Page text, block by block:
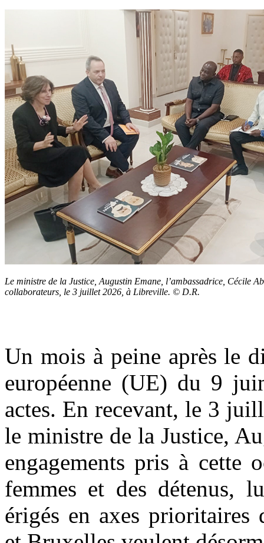
Le ministre de la Justice, Augustin Emane, l’ambassadrice, Cécile
collaborateurs, le 3 juillet 2026, à Libreville. © D.R.
Un mois à peine après le
européenne (UE) du 9
actes. En recevant, le 3
le ministre de la Justice,
engagements pris à cette
femmes et des détenus,
érigés en axes